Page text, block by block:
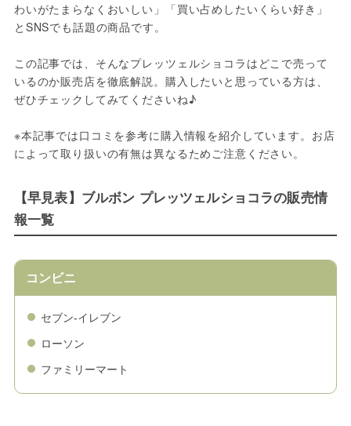
わいがたまらなくおいしい」「買い占めしたいくらい好き」
とSNSでも話題の商品です。
この記事では、そんなプレッツェルショコラはどこで売って
いるのか販売店を徹底解説。購入したいと思っている方は、
ぜひチェックしてみてくださいね♪
※本記事では口コミを参考に購入情報を紹介しています。お店
によって取り扱いの有無は異なるためご注意ください。
【早見表】ブルボン プレッツェルショコラの販売情
報一覧
コンビニ
セブン-イレブン
ローソン
ファミリーマート